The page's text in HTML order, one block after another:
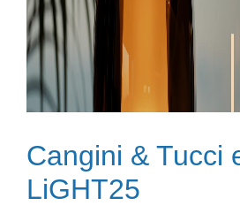
Cangini & Tucci
LiGHT25